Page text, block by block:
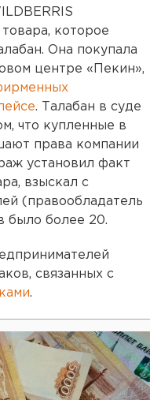
которое
Она покупала
центре «Пекин»,
. Талабан в суде
что купленные в
права компании
установил факт
взыскал с
(правообладатель
было более 20.
связанных с
.